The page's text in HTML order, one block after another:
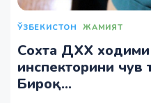
ЎЗБЕКИСТОН ЖАМИЯТ
Сохта ДХХ
инспекторини
Бироқ...